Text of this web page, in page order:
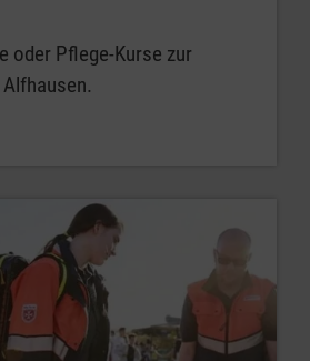
oder Pflege-Kurse zur